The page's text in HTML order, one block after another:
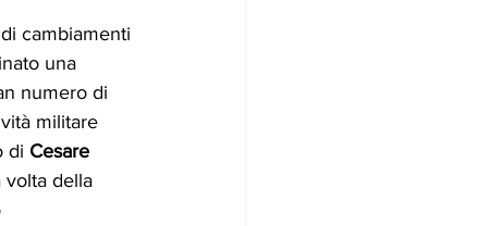
cambiamenti
una
numero di
militare
di Cesare
volta della